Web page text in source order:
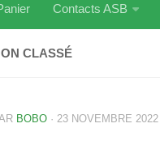
Contacts ASB
CLASSÉ
BOBO · 23 NOVEMBRE 2022